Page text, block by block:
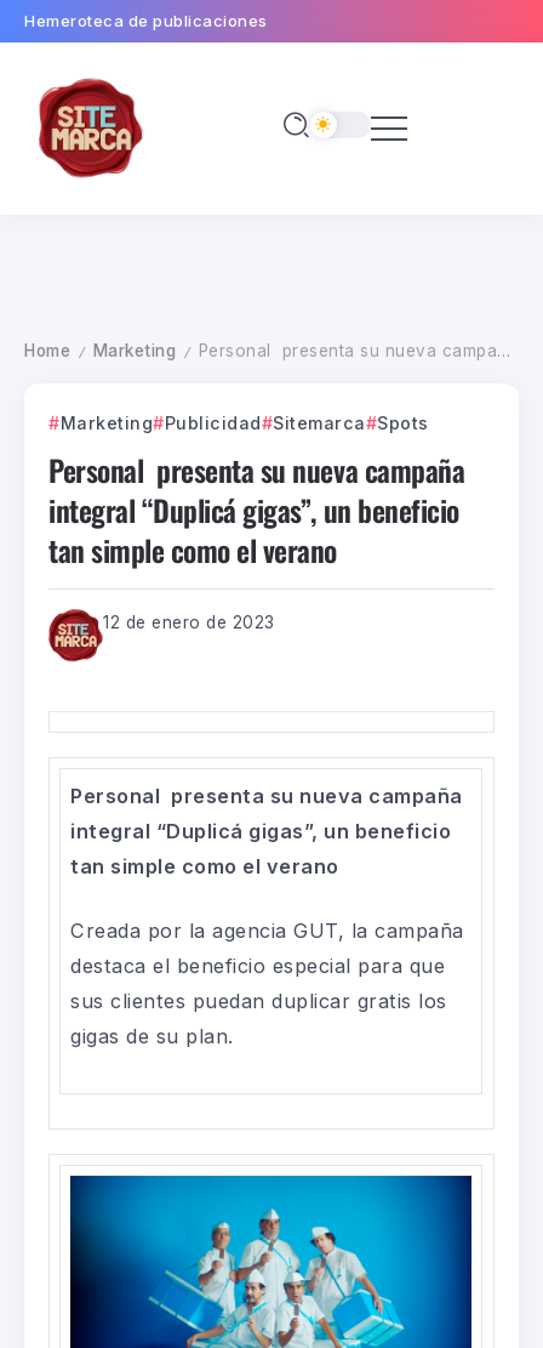
Hemeroteca de publicaciones
Home / Marketing / Personal presenta su nueva campaña integral “Duplicá gigas”, un beneficio tan simple como el verano
Marketing Publicidad Sitemarca Spots
Personal presenta su nueva campaña
integral “Duplicá gigas”, un beneficio
tan simple como el verano
12 de enero de 2023
Personal presenta su nueva campaña
integral “Duplicá gigas”, un beneficio
tan simple como el verano
Creada por la agencia GUT, la campaña
destaca el beneficio especial para que
sus clientes puedan duplicar gratis los
gigas de su plan.